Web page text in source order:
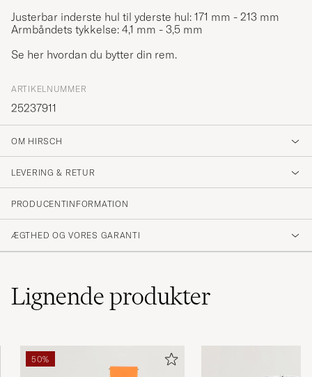
Justerbar inderste hul til yderste hul: 171 mm - 213 mm
Armbåndets tykkelse: 4,1 mm - 3,5 mm
Se her hvordan du bytter din rem.
ARTIKELNUMMER
25237911
OM HIRSCH
LEVERING & RETUR
PRODUCENTINFORMATION
ÆGTHED OG VORES GARANTI
Lignendeprodukter
50%